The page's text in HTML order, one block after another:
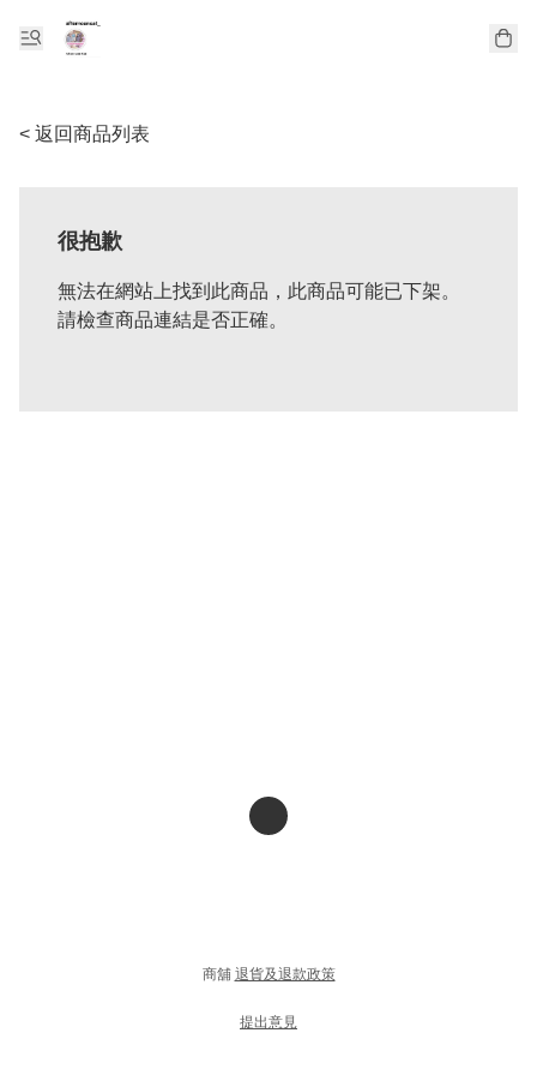
< 返回商品列表
很抱歉
無法在網站上找到此商品，此商品可能已下架。
請檢查商品連結是否正確。
商舖 退貨及退款政策
提出意見